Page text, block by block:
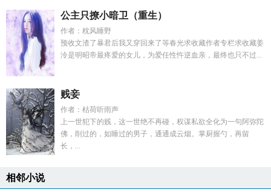
公主只撩小暗卫（重生）
作者：枕风睡野
预收文渣了暴君后我又穿回来了等春光求收藏作者专栏求收藏姜
泠是明昭帝最疼爱的女儿，为爱任性忤逆血亲，最终也只不过...
贱妾
作者：枯荷听雨声
上一世犯下的贱，这一世绝不再碰，权谋私欲全化为一句阿弥陀
佛，削过的，如睡过的男子，通通成云烟。掌厨握勺，再留
长，...
相邻小说